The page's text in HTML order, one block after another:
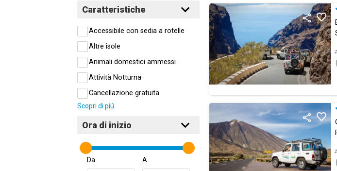
Caratteristiche
Accessibile con sedia a rotelle
Altre isole
Animali domestici ammessi
Attività Notturna
Cancellazione gratuita
Scopri di piú
Ora di inizio
Da A